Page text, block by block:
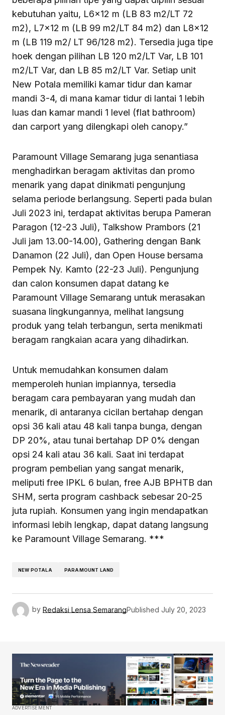
kebutuhan yaitu, L6x12 m (LB 83 m2/LT 72
m2), L7x12 m (LB 99 m2/LT 84 m2) dan L8x12
m (LB 119 m2/ LT 96/128 m2). Tersedia juga tipe
hoek dengan pilihan LB 120 m2/LT Var, LB 101
m2/LT Var, dan LB 85 m2/LT Var. Setiap unit
New Potala memiliki kamar tidur dan kamar
mandi 3-4, di mana kamar tidur di lantai 1 lebih
luas dan kamar mandi 1 level (flat bathroom)
dan carport yang dilengkapi oleh canopy.”
Paramount Village Semarang juga senantiasa
menghadirkan beragam aktivitas dan promo
menarik yang dapat dinikmati pengunjung
selama periode berlangsung. Seperti pada bulan
Juli 2023 ini, terdapat aktivitas berupa Pameran
Paragon (12-23 Juli), Talkshow Prambors (21
Juli jam 13.00-14.00), Gathering dengan Bank
Danamon (22 Juli), dan Open House bersama
Pempek Ny. Kamto (22-23 Juli). Pengunjung
dan calon konsumen dapat datang ke
Paramount Village Semarang untuk merasakan
suasana lingkungannya, melihat langsung
produk yang telah terbangun, serta menikmati
beragam rangkaian acara yang dihadirkan.
Untuk memudahkan konsumen dalam
memperoleh hunian impiannya, tersedia
beragam cara pembayaran yang mudah dan
menarik, di antaranya cicilan bertahap dengan
opsi 36 kali atau 48 kali tanpa bunga, dengan
DP 20%, atau tunai bertahap DP 0% dengan
opsi 24 kali atau 36 kali. Saat ini terdapat
program pembelian yang sangat menarik,
meliputi free IPKL 6 bulan, free AJB BPHTB dan
SHM, serta program cashback sebesar 20-25
juta rupiah. Konsumen yang ingin mendapatkan
informasi lebih lengkap, dapat datang langsung
ke Paramount Village Semarang. ***
NEW POTALA PARAMOUNT LAND
by Redaksi Lensa SemarangPublished July 20, 2023
ADVERTISEMENT